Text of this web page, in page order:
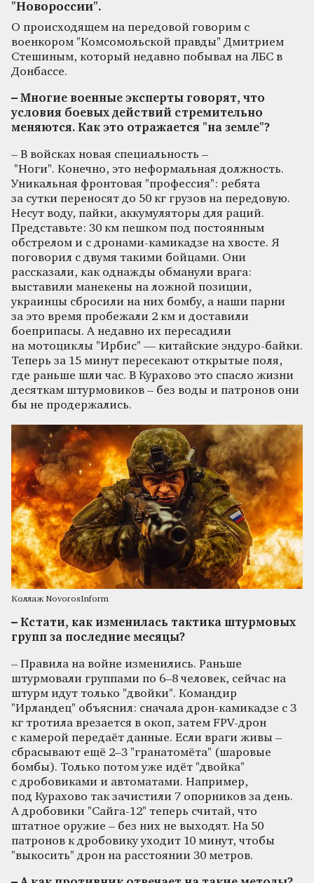
"Новороссии".
О происходящем на передовой говорим с
военкором "Комсомольской правды" Дмитрием
Стешиным, который недавно побывал на ЛБС в
Донбассе.
– Многие военные эксперты говорят, что
условия боевых действий стремительно
меняются. Как это отражается "на земле"?
– В войсках новая специальность –
"Ноги". Конечно, это неформальная должность.
Уникальная фронтовая "профессия": ребята
за сутки переносят до 50 кг грузов на передовую.
Несут воду, пайки, аккумуляторы для раций.
Представьте: 30 км пешком под постоянным
обстрелом и с дронами-камикадзе на хвосте. Я
поговорил с двумя такими бойцами. Они
рассказали, как однажды обманули врага:
выставили манекены на ложной позиции,
украинцы сбросили на них бомбу, а наши парни
за это время пробежали 2 км и доставили
боеприпасы. А недавно их пересадили
на мотоциклы "Ирбис" — китайские эндуро-байки.
Теперь за 15 минут пересекают открытые поля,
где раньше шли час. В Курахово это спасло жизни
десяткам штурмовиков – без воды и патронов они
бы не продержались.
Коллаж NovorosInform
– Кстати, как изменилась тактика штурмовых
групп за последние месяцы?
– Правила на войне изменились. Раньше
штурмовали группами по 6–8 человек, сейчас на
штурм идут только "двойки". Командир
"Ирландец" объяснил: сначала дрон-камикадзе с 3
кг тротила врезается в окоп, затем FPV-дрон
с камерой передаёт данные. Если враги живы –
сбрасывают ещё 2–3 "гранатомёта" (шаровые
бомбы). Только потом уже идёт "двойка"
с дробовиками и автоматами. Например,
под Курахово так зачистили 7 опорников за день.
А дробовики "Сайга-12" теперь считай, что
штатное оружие – без них не выходят. На 50
патронов к дробовику уходит 10 минут, чтобы
"выкосить" дрон на расстоянии 30 метров.